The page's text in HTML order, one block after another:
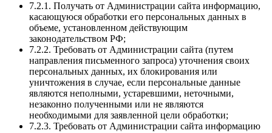
7.2.1. Получать от Администрации сайта информацию,
касающуюся обработки его персональных данных в
объеме, установленном действующим
законодательством РФ;
7.2.2. Требовать от Администрации сайта (путем
направления письменного запроса) уточнения своих
персональных данных, их блокирования или
уничтожения в случае, если персональные данные
являются неполными, устаревшими, неточными,
незаконно полученными или не являются
необходимыми для заявленной цели обработки;
7.2.3. Требовать от Администрации сайта информацию